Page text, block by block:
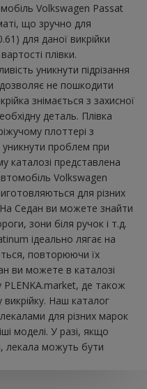
Volkswagen Passat
що зручно для
для даної викрійки
плівки.
уникнути підрізання
не пошкодити
знімається з захисної
деталь. Плівка
плоттері з
проблем при
каталозі представлена
Volkswagen
для різних
Седан ви можете знайти
зони біля ручок і т.д.
ідеально лягає на
повторюючи їх
ви можете в каталозі
PLENKA.market, де також
викрійку. Наш каталог
для різних марок
моделі. У разі, якщо
лекала можуть бути